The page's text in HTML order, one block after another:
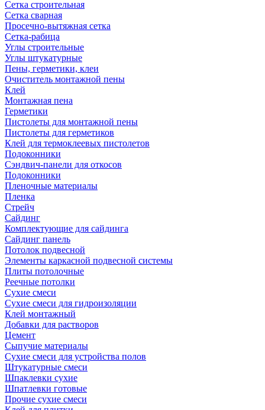
Сетка строительная
Сетка сварная
Просечно-вытяжная сетка
Сетка-рабица
Углы строительные
Углы штукатурные
Пены, герметики, клеи
Очиститель монтажной пены
Клей
Монтажная пена
Герметики
Пистолеты для монтажной пены
Пистолеты для герметиков
Клей для термоклеевых пистолетов
Подоконники
Сэндвич-панели для откосов
Подоконники
Пленочные материалы
Пленка
Стрейч
Сайдинг
Комплектующие для сайдинга
Сайдинг панель
Потолок подвесной
Элементы каркасной подвесной системы
Плиты потолочные
Реечные потолки
Сухие смеси
Сухие смеси для гидроизоляции
Клей монтажный
Добавки для растворов
Цемент
Сыпучие материалы
Сухие смеси для устройства полов
Штукатурные смеси
Шпаклевки сухие
Шпатлевки готовые
Прочие сухие смеси